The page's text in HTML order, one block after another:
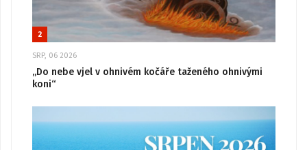
2
SRP, 06 2026
„Do nebe vjel v ohnivém kočáře taženého ohnivými
koni“